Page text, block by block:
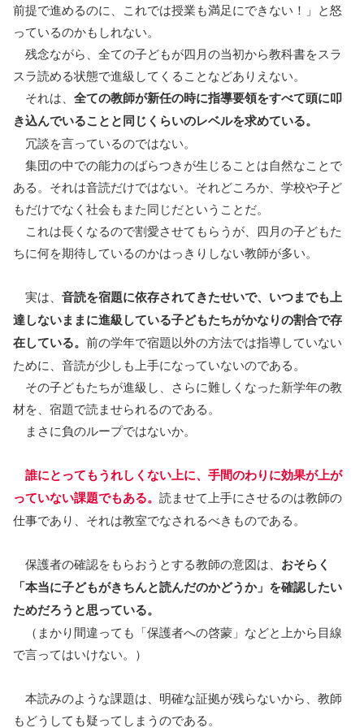
前提で進めるのに、これでは授業も満足にできない！」と怒
っているのかもしれない。
残念ながら、全ての子どもが四月の当初から教科書をスラ
スラ読める状態で進級してくることなどありえない。
それは、 全ての教師が新任の時に指導要領をすべて頭に叩
き込んでいることと同じくらいのレベルを求めている。
冗談を言っているのではない。
集団の中での能力のばらつきが生じることは自然なことで
ある。それは音読だけではない。それどころか、学校や子ど
もだけでなく社会もまた同じだということだ。
これは長くなるので割愛させてもらうが、四月の子どもた
ちに何を期待しているのかはっきりしない教師が多い。
実は、 音読を宿題に依存されてきたせいで、いつまでも上
達しないままに進級している子どもたちがかなりの割合で存
在している。 前の学年で宿題以外の方法では指導していない
ために、音読が少しも上手になっていないのである。
その子どもたちが進級し、さらに難しくなった新学年の教
材を、宿題で読ませられるのである。
まさに負のループではないか。
誰にとってもうれしくない上に、手間のわりに効果が上が
っていない課題でもある。 読ませて上手にさせるのは教師の
仕事であり、それは教室でなされるべきものである。
保護者の確認をもらおうとする教師の意図は、 おそらく
「本当に子どもがきちんと読んだのかどうか」を確認したい
ためだろうと思っている。
（まかり間違っても「保護者への啓蒙」などと上から目線
で言ってはいけない。）
本読みのような課題は、明確な証拠が残らないから、教師
もどうしても疑ってしまうのである。